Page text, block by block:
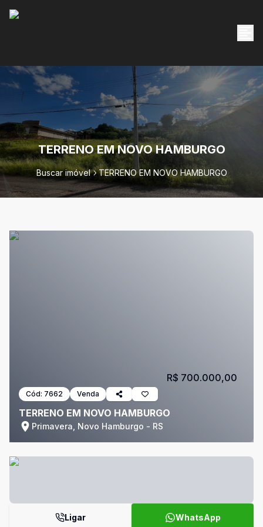
TERRENO EM NOVO HAMBURGO
Buscar imóvel TERRENO EM NOVO HAMBURGO
Cód: 7662 Venda
TERRENO EM NOVO HAMBURGO
Primavera, Novo Hamburgo - RS
R$ 700.000,00
Ligar WhatsApp